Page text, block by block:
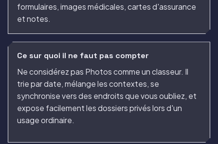
formulaires, images médicales, cartes d'assurance
et notes.
Ce sur quoi il ne faut pas compter
Ne considérez pas Photos comme un classeur. Il
trie par date, mélange les contextes, se
synchronise vers des endroits que vous oubliez, et
expose facilement les dossiers privés lors d'un
usage ordinaire.